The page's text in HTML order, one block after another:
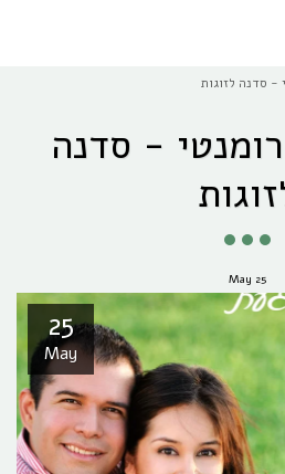
- סדנה לזוגות
רומנטי - סדנה
25
May
25
May